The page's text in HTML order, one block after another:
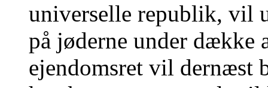
universelle republik, vil
på jøderne under dække
ejendomsret vil dernæst